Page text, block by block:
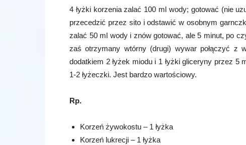
4 łyżki korzenia zalać 100 ml wody; gotować (nie
przecedzić przez sito i odstawić w osobnym
zalać 50 ml wody i znów gotować, ale 5 minut, po
zaś otrzymany wtórny (drugi) wywar połączyć z
dodatkiem 2 łyżek miodu i 1 łyżki gliceryny przez
1-2 łyżeczki. Jest bardzo wartościowy.
Rp.
Korzeń żywokostu – 1 łyżka
Korzeń lukrecji – 1 łyżka